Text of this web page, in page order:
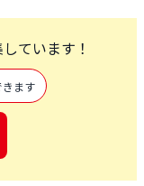
ています！
ます